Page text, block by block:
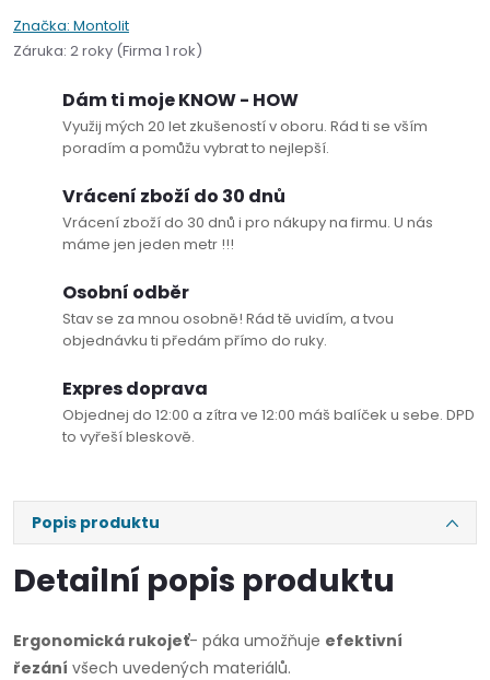
Značka: Montolit
Záruka: 2 roky (Firma 1 rok)
Dám ti moje KNOW - HOW
Využij mých 20 let zkušeností v oboru. Rád ti se vším
poradím a pomůžu vybrat to nejlepší.
Vrácení zboží do 30 dnů
Vrácení zboží do 30 dnů i pro nákupy na firmu. U nás
máme jen jeden metr !!!
Osobní odběr
Stav se za mnou osobně! Rád tě uvidím, a tvou
objednávku ti předám přímo do ruky.
Expres doprava
Objednej do 12:00 a zítra ve 12:00 máš balíček u sebe. DPD
to vyřeší bleskově.
Popis produktu
Detailní popis produktu
Ergonomická rukojeť- páka umožňuje efektivní
řezání všech uvedených materiálů.